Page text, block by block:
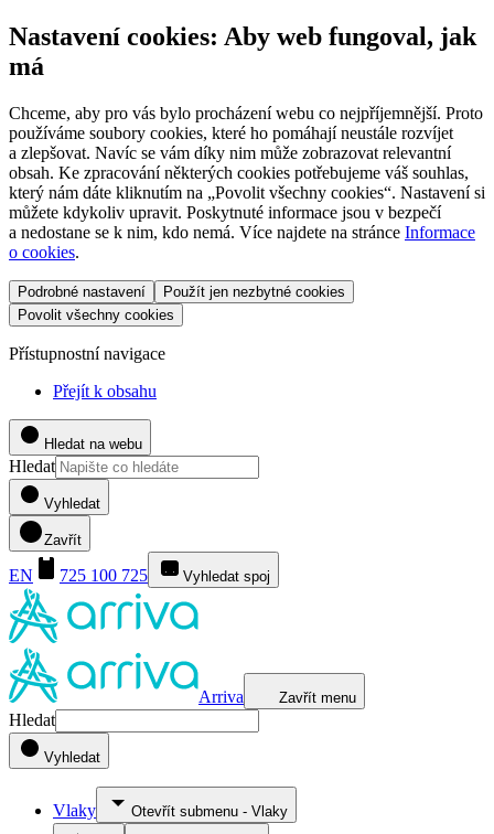
Nastavení cookies: Aby web fungoval, jak
má
Chceme, aby pro vás bylo procházení webu co nejpříjemnější. Proto
používáme soubory cookies, které ho pomáhají neustále rozvíjet
a zlepšovat. Navíc se vám díky nim může zobrazovat relevantní
obsah. Ke zpracování některých cookies potřebujeme váš souhlas,
který nám dáte kliknutím na „Povolit všechny cookies“. Nastavení si
můžete kdykoliv upravit. Poskytnuté informace jsou v bezpečí
a nedostane se k nim, kdo nemá. Více najdete na stránce Informace
o cookies.
Podrobné nastavení
Použít jen nezbytné cookies
Povolit všechny cookies
Přístupnostní navigace
Přejít k obsahu
Hledat na webu
Hledat
Vyhledat
Zavřít
EN 725 100 725 Vyhledat spoj
Arriva Zavřít menu
Hledat
Vyhledat
Vlaky Otevřít submenu - Vlaky